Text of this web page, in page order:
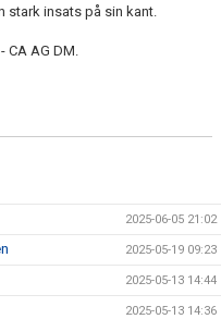
stark insats på sin kant.
CA AG DM.
2025-06-05 21:02
2025-05-19 09:23
2025-05-13 14:44
2025-05-13 14:36